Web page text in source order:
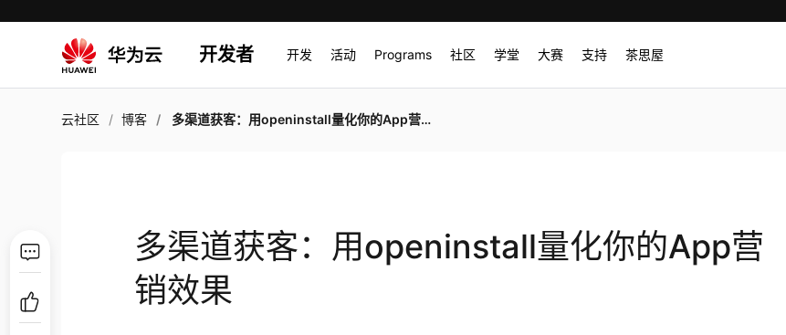
开发者 开发 活动 Programs 社区 学堂 大赛 支持 茶思屋
云社区 博客 多渠道获客：用openinstall量化你的App营销效果
多渠道获客：用openinstall量化你的App营
销效果